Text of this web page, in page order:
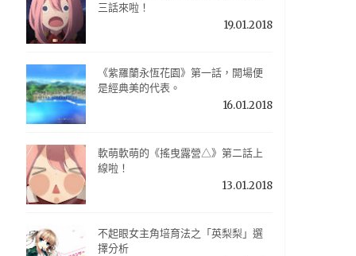
三話來啦！
19.01.2018
《紫羅蘭永恆花園》第一話，開場便
是經典美的代表。
16.01.2018
軟萌軟萌的《搖曳露營△》第二話上
線啦！
13.01.2018
不起眼女主角培育法之「英梨梨」選
擇分析